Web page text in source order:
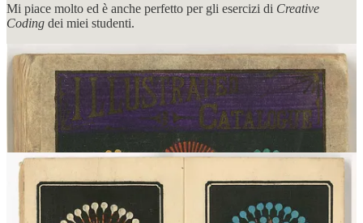
Mi piace molto ed è anche perfetto per gli esercizi di Creative
Coding dei miei studenti.